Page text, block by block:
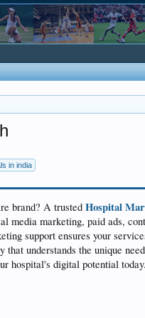
in india
brand? A trustedHospital
marketing, paid ads,
support ensures your
understands the unique
hospital's digital potential today.